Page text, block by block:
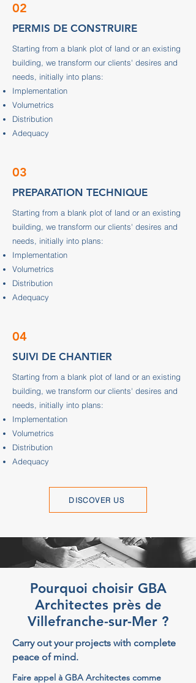
02
PERMIS DE CONSTRUIRE
Starting from a blank plot of land or an existing
building, we transform our clients' desires and
needs, initially into plans:
Implementation
Volumetrics
Distribution
Adequacy
03
PREPARATION TECHNIQUE
Starting from a blank plot of land or an existing
building, we transform our clients' desires and
needs, initially into plans:
Implementation
Volumetrics
Distribution
Adequacy
04
SUIVI DE CHANTIER
Starting from a blank plot of land or an existing
building, we transform our clients' desires and
needs, initially into plans:
Implementation
Volumetrics
Distribution
Adequacy
DISCOVER US
Pourquoi choisir GBA
Architectes près de
Villefranche-sur-Mer ?
Carry out your projects with complete
peace of mind.
Faire appel à GBA Architectes comme